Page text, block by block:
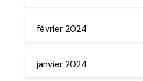
février 2024
janvier 2024